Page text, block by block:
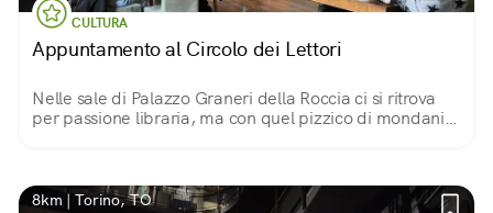
CULTURA
Appuntamento al Circolo dei Lettori
Nelle sale di Palazzo Graneri della Roccia ci si ritrova
per passione libraria, ma con quel pizzico di mondanità
8km | Torino, TO